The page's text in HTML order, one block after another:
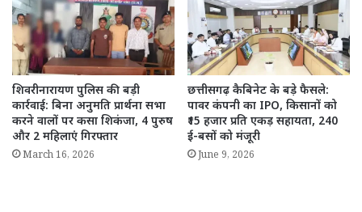
शिवरीनारायण पुलिस की बड़ी
कार्रवाई: बिना अनुमति प्रार्थना सभा
करने वालों पर कसा शिकंजा, 4 पुरुष
और 2 महिलाएं गिरफ्तार
March 16, 2026
छत्तीसगढ़ कैबिनेट के बड़े फैसले:
पावर कंपनी का IPO, किसानों को
₹15 हजार प्रति एकड़ सहायता, 240
ई-बसों को मंजूरी
June 9, 2026